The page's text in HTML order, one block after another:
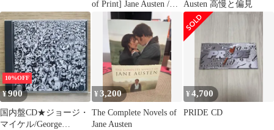
of Print] Jane Austen /
Pride and Prejudice Tee 2
(Teal) - 高慢と偏見 Tシ
Austen 高慢と偏見
10%OFF
¥900
国内盤CD★ジョージ・
マイケル/George
¥3,200
The Complete Novels of
Jane Austen
¥4,700
PRIDE CD